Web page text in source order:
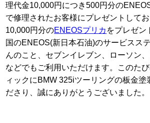
理代金10,000円につき500円分の
で修理されたお客様にプレゼントして
10,000円分のENEOSプリカ をプレゼン
国のENEOS(新日本石油)のサービスス
んのこと、セブンイレブン、ローソン
などでもご利用いただけます。このた
ィックにBMW 325iツーリングの板金塗
ださり、誠にありがとうございました。